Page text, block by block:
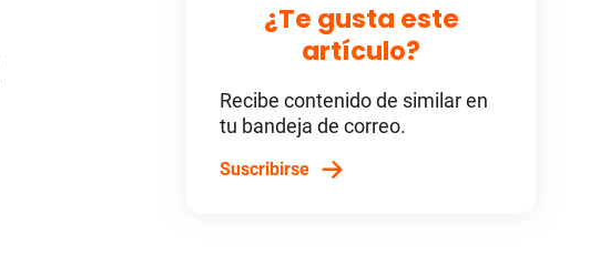
¿Te gusta este
artículo?
Recibe contenido de similar en
tu bandeja de correo.
Suscribirse